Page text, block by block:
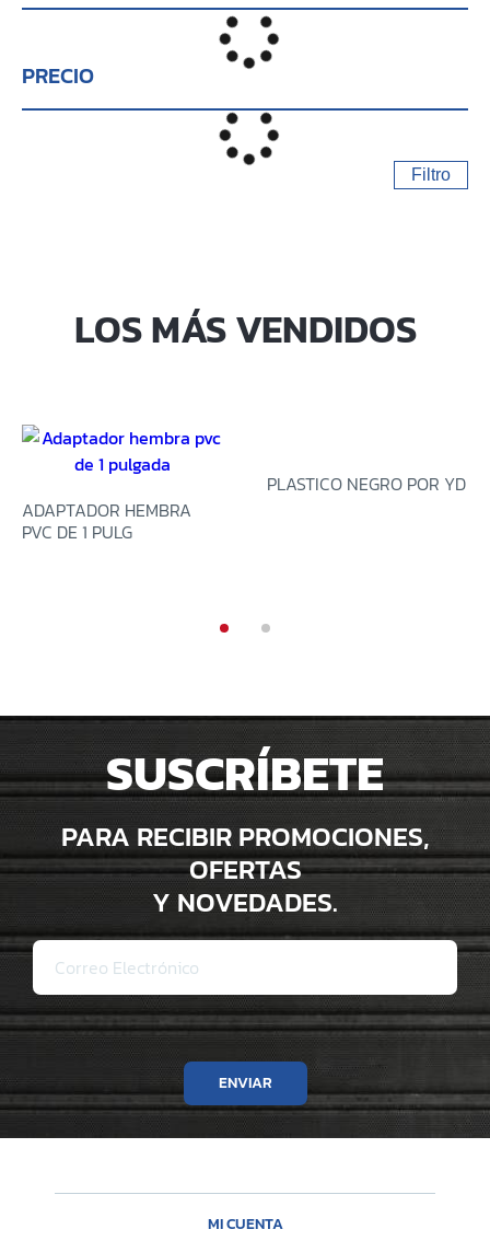
PRECIO
Filtro
LOS MÁS VENDIDOS
ADAPTADOR HEMBRA
PVC DE 1 PULG
PLASTICO NEGRO POR YD
SUSCRÍBETE
PARA RECIBIR PROMOCIONES,
OFERTAS
Y NOVEDADES.
ENVIAR
MI CUENTA